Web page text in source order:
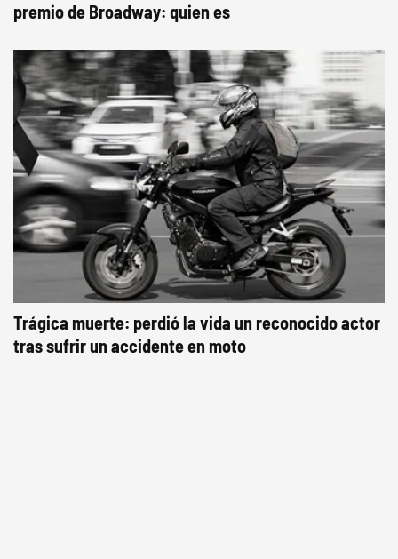
premio de Broadway: quien es
Trágica muerte: perdió la vida un reconocido actor
tras sufrir un accidente en moto